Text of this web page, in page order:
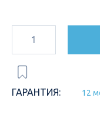
ГАРАНТИЯ: 12